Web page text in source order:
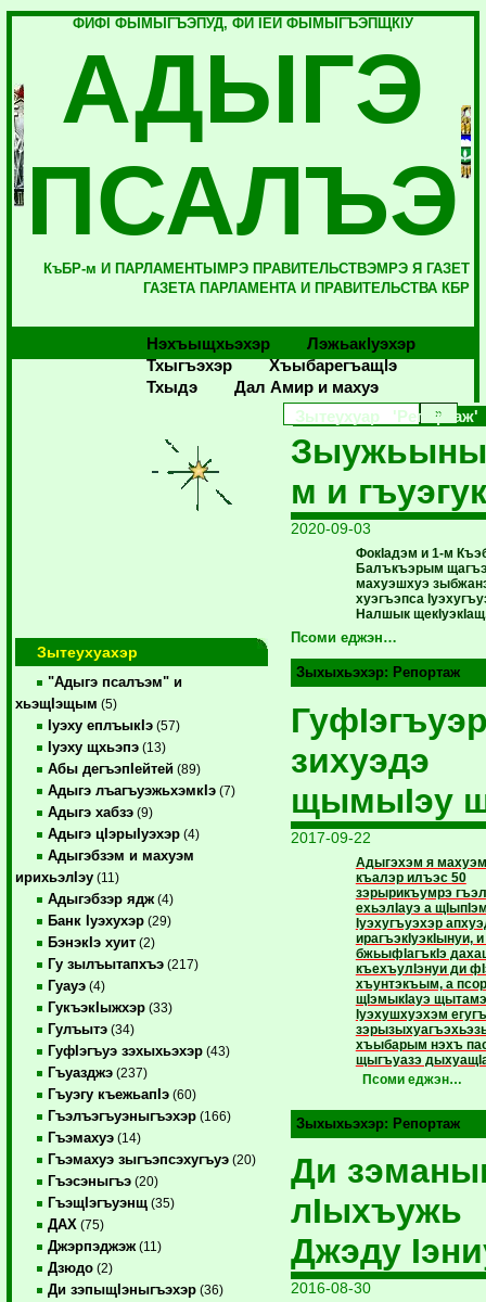
ФИФI ФЫМЫГЪЭПУД, ФИ IЕЙ ФЫМЫГЪЭПЩКIУ
АДЫГЭ
ПСАЛЪЭ
КъБР-м И ПАРЛАМЕНТЫМРЭ ПРАВИТЕЛЬСТВЭМРЭ Я ГАЗЕТ
ГАЗЕТА ПАРЛАМЕНТА И ПРАВИТЕЛЬСТВА КБР
Нэхъыщхьэхэр
Лэжьакlуэхэр
Тхыгъэхэр
Хъыбарегъащlэ
Тхыдэ
Дал Амир и махуэ
Зытеухуахэр
"Адыгэ псалъэм" и
хьэщIэщым (5)
Iуэху еплъыкIэ (57)
Iуэху щхьэпэ (13)
Абы дегъэпIейтей (89)
Адыгэ лъагъуэжьхэмкIэ (7)
Адыгэ хабзэ (9)
Адыгэ цIэрыIуэхэр (4)
Адыгэбзэм и махуэм
ирихьэлIэу (11)
Адыгэбзэр ядж (4)
Банк Iуэхухэр (29)
БэнэкIэ хуит (2)
Гу зылъытапхъэ (217)
Гуауэ (4)
ГукъэкIыжхэр (33)
Гулъытэ (34)
ГуфIэгъуэ зэхыхьэхэр (43)
Гъуазджэ (237)
Гъуэгу къежьапIэ (60)
Гъэлъэгъуэныгъэхэр (166)
Гъэмахуэ (14)
Гъэмахуэ зыгъэпсэхугъуэ (20)
Гъэсэныгъэ (20)
ГъэщIэгъуэнщ (35)
ДАХ (75)
Джэрпэджэж (11)
Дзюдо (2)
Ди зэпыщIэныгъэхэр (36)
Зытеухуар 'Репортаж'
м и
2020-09-03
ФокIадэм и 1-м
Балъкъэрым
махуэшхуэ
хуэгъэпса
Налшык
Псоми еджэн…
Зыхыхьэхэр: Репортаж
зихуэдэ
щымыIэу
2017-09-22
Адыгэхэм я
къалэр илъэс 50
зэрырикъумрэ
ехьэлIауэ а
Iуэхугъуэхэр
ирагъэкIуэкIынуи,
бжьыфIагъкIэ
къехъулIэнуи ди
хъунтэкъым, а
щIэмыкIауэ
Iуэхушхуэхэм
хъыбарым нэхъ
щыгъуазэ
Псоми еджэн…
Зыхыхьэхэр: Репортаж
Ди
лIыхъужь
Джэду
2016-08-30